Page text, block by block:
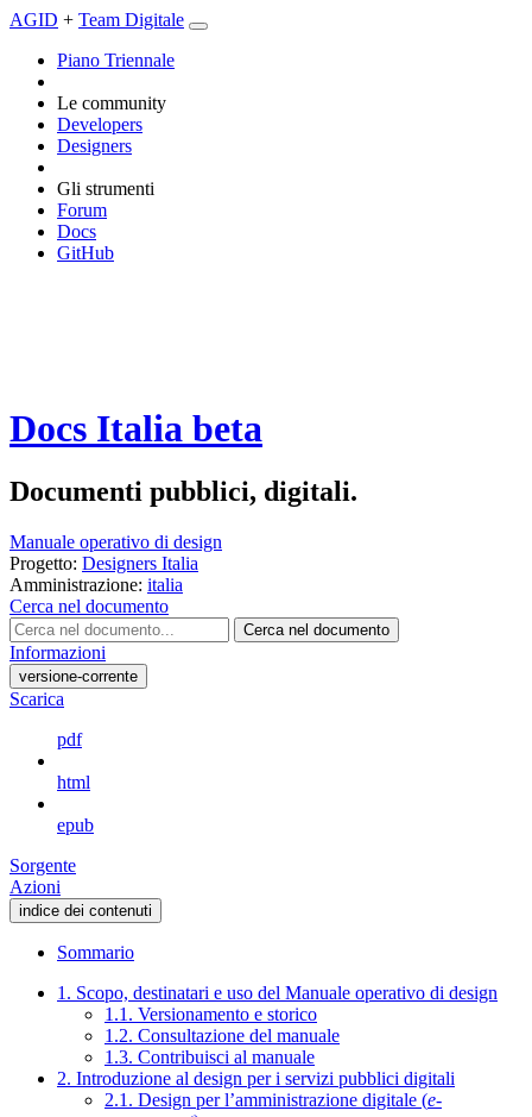
AGID + Team Digitale
Piano Triennale
Le community
Developers
Designers
Gli strumenti
Forum
Docs
GitHub
Docs Italia beta
Documenti pubblici, digitali.
Manuale operativo di design
Progetto: Designers Italia
Amministrazione: italia
Cerca nel documento
Cerca nel documento
Informazioni
versione-corrente
Scarica
pdf
html
epub
Sorgente
Azioni
indice dei contenuti
Sommario
1. Scopo, destinatari e uso del Manuale operativo di design
1.1. Versionamento e storico
1.2. Consultazione del manuale
1.3. Contribuisci al manuale
2. Introduzione al design per i servizi pubblici digitali
2.1. Design per l’amministrazione digitale (e-